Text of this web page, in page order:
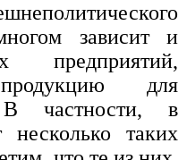
зависит и
предприятий,
для
частности, в
несколько таких